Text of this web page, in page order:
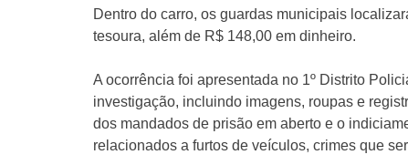
Dentro do carro, os guardas municipais
tesoura, além de R$ 148,00 em dinheiro.
A ocorrência foi apresentada no 1º Distrito
investigação, incluindo imagens, roupas e
dos mandados de prisão em aberto e o
relacionados a furtos de veículos, crimes que